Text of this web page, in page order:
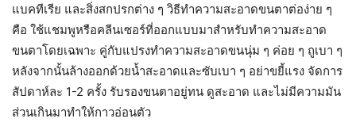
แบคทีเรีย และสิ่งสกปรกต่าง ๆ วิธีทำความสะอาดขนตาต่อง่าย ๆ
คือ ใช้แชมพูหรือคลีนเซอร์ที่ออกแบบมาสำหรับทำความสะอาด
ขนตาโดยเฉพาะ คู่กับแปรงทำความสะอาดขนนุ่ม ๆ ค่อย ๆ ถูเบา ๆ
หลังจากนั้นล้างออกด้วยน้ำสะอาดและซับเบา ๆ อย่าขยี้แรง จัดการ
สัปดาห์ละ 1-2 ครั้ง รับรองขนตาอยู่ทน ดูสะอาด และไม่มีความมัน
ส่วนเกินมาทำให้กาวอ่อนตัว